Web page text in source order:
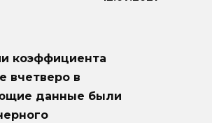
коэффициента
вчетверо в
данные были